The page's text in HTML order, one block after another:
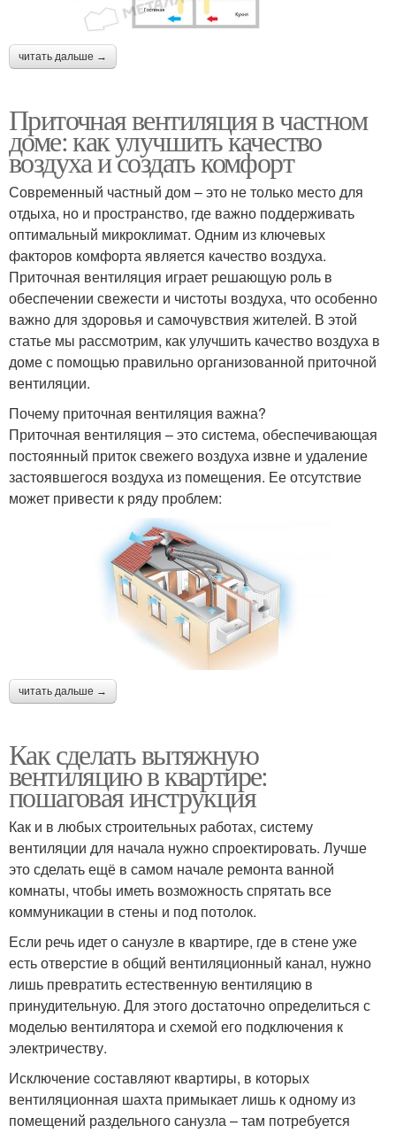
читать дальше →
Приточная вентиляция в частном
доме: как улучшить качество
воздуха и создать комфорт
Современный частный дом – это не только место для
отдыха, но и пространство, где важно поддерживать
оптимальный микроклимат. Одним из ключевых
факторов комфорта является качество воздуха.
Приточная вентиляция играет решающую роль в
обеспечении свежести и чистоты воздуха, что особенно
важно для здоровья и самочувствия жителей. В этой
статье мы рассмотрим, как улучшить качество воздуха в
доме с помощью правильно организованной приточной
вентиляции.
Почему приточная вентиляция важна?
Приточная вентиляция – это система, обеспечивающая
постоянный приток свежего воздуха извне и удаление
застоявшегося воздуха из помещения. Ее отсутствие
может привести к ряду проблем:
читать дальше →
Как сделать вытяжную
вентиляцию в квартире:
пошаговая инструкция
Как и в любых строительных работах, систему
вентиляции для начала нужно спроектировать. Лучше
это сделать ещё в самом начале ремонта ванной
комнаты, чтобы иметь возможность спрятать все
коммуникации в стены и под потолок.
Если речь идет о санузле в квартире, где в стене уже
есть отверстие в общий вентиляционный канал, нужно
лишь превратить естественную вентиляцию в
принудительную. Для этого достаточно определиться с
моделью вентилятора и схемой его подключения к
электричеству.
Исключение составляют квартиры, в которых
вентиляционная шахта примыкает лишь к одному из
помещений раздельного санузла – там потребуется